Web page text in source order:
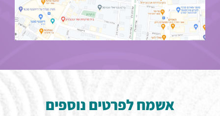
אשמח לפרטים נוספים